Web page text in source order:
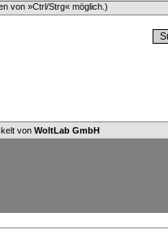
von »Ctrl/Strg« möglich.)
von WoltLab GmbH